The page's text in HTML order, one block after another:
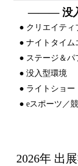
——— 没
● クリエイティ
● ナイトタイム
● ステージ＆パ
● 没入型環境
● ライトショー
● eスポーツ／
2026年 出